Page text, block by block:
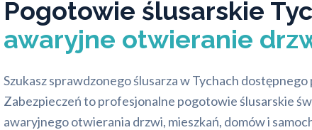
Pogotowie ślusarskie
awaryjne otwieranie
Szukasz sprawdzonego ślusarza w Tychach dostępnego
Zabezpieczeń to profesjonalne pogotowie ślusarskie
awaryjnego otwierania drzwi, mieszkań, domów i